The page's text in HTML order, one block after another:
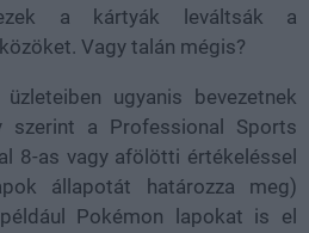
a kártyák leváltsák a
Vagy talán mégis?
ugyanis bevezetnek
szerint a Professional Sports
8-as vagy afölötti értékeléssel
állapotát határozza meg)
Pokémon lapokat is el